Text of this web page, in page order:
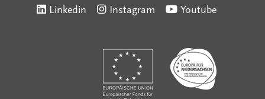
Linkedin Instagram Youtube